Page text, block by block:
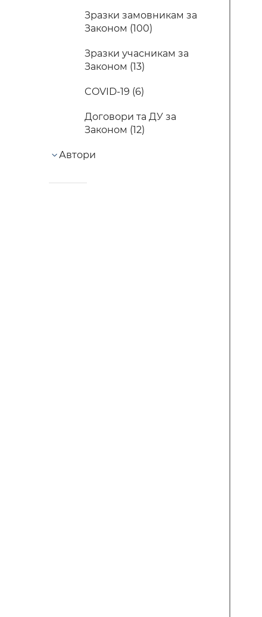
Зразки замовникам за
Законом (100)
Зразки учасникам за
Законом (13)
COVID-19 (6)
Договори та ДУ за
Законом (12)
Автори